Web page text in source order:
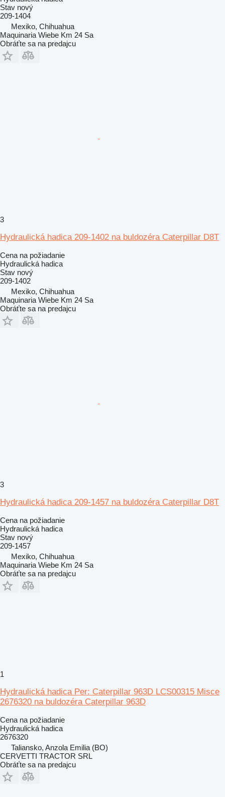
Stav nový
209-1404
Mexiko, Chihuahua
Maquinaria Wiebe Km 24 Sa
Obráťte sa na predajcu
3
Hydraulická hadica 209-1402 na buldozéra Caterpillar D8T
Cena na požiadanie
Hydraulická hadica
Stav nový
209-1402
Mexiko, Chihuahua
Maquinaria Wiebe Km 24 Sa
Obráťte sa na predajcu
3
Hydraulická hadica 209-1457 na buldozéra Caterpillar D8T
Cena na požiadanie
Hydraulická hadica
Stav nový
209-1457
Mexiko, Chihuahua
Maquinaria Wiebe Km 24 Sa
Obráťte sa na predajcu
1
Hydraulická hadica Per: Caterpillar 963D LCS00315 Misce
2676320 na buldozéra Caterpillar 963D
Cena na požiadanie
Hydraulická hadica
2676320
Taliansko, Anzola Emilia (BO)
CERVETTI TRACTOR SRL
Obráťte sa na predajcu